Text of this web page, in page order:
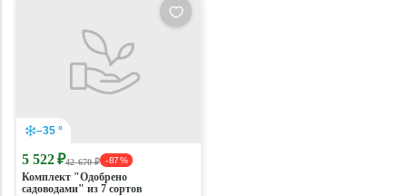
–35 °
5 522 ₽42 670 ₽ - 87 %
Комплект "Одобрено
садоводами" из 7 сортов